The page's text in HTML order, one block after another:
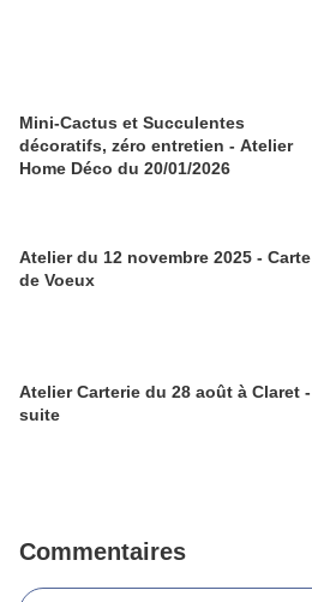
Mini-Cactus et Succulentes
décoratifs, zéro entretien - Atelier
Home Déco du 20/01/2026
Atelier du 12 novembre 2025 - Carte
de Voeux
Atelier Carterie du 28 août à Claret -
suite
Commentaires